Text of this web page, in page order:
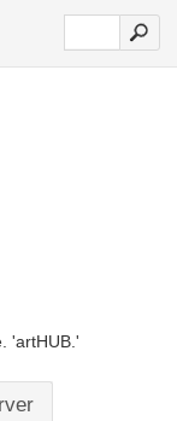
'artHUB.'